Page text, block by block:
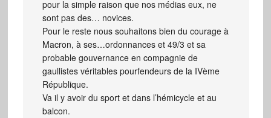
pour la simple raison que nos médias eux, ne
sont pas des… novices.
Pour le reste nous souhaitons bien du courage à
Macron, à ses…ordonnances et 49/3 et sa
probable gouvernance en compagnie de
gaullistes véritables pourfendeurs de la IVème
République.
Va il y avoir du sport et dans l’hémicycle et au
balcon.